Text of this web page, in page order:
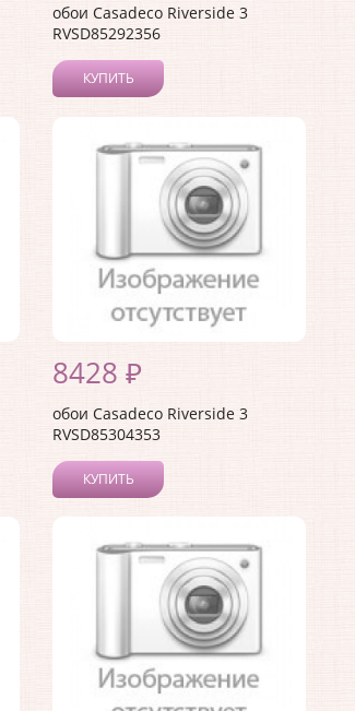
обои Casadeco Riverside 3
RVSD85292356
КУПИТЬ
8428 ₽
обои Casadeco Riverside 3
RVSD85304353
КУПИТЬ